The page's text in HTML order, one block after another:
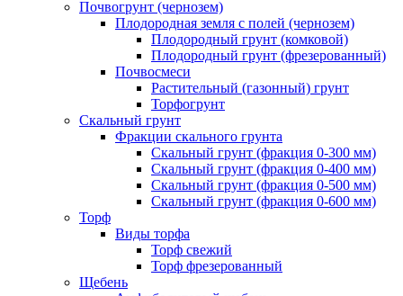
Почвогрунт (чернозем)
Плодородная земля с полей (чернозем)
Плодородный грунт (комковой)
Плодородный грунт (фрезерованный)
Почвосмеси
Растительный (газонный) грунт
Торфогрунт
Скальный грунт
Фракции скального грунта
Скальный грунт (фракция 0-300 мм)
Скальный грунт (фракция 0-400 мм)
Скальный грунт (фракция 0-500 мм)
Скальный грунт (фракция 0-600 мм)
Торф
Виды торфа
Торф свежий
Торф фрезерованный
Щебень